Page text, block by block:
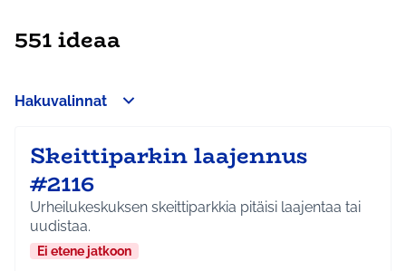
551 ideaa
Hakuvalinnat
Skeittiparkin laajennus
#2116
Urheilukeskuksen skeittiparkkia pitäisi laajentaa tai
uudistaa.
Ei etene jatkoon